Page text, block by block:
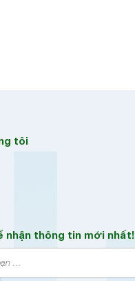
tôi
nhận thông tin mới nhất!